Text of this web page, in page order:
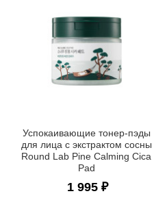
Успокаивающие тонер-пэды
для лица с экстрактом сосны
Round Lab Pine Calming Cica
Pad
1 995 ₽